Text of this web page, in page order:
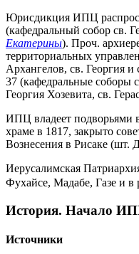
Юрисдикция ИПЦ
(кафедральный собор св.
Екатерины). Проч.
территориальных
Архангелов, св. Георгия
37 (кафедральные соборы
Георгия Хозевита, св.
ИПЦ владеет подворьями
храме в 1817, закрыто
Вознесения в Рисаке
Иерусалимская
Фухайсе, Мадабе, Газе и
История. Начало
Источники